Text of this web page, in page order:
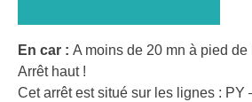
En car : A moins de 20 mn à pied de
Arrêt haut !
Cet arrêt est situé sur les lignes : PY